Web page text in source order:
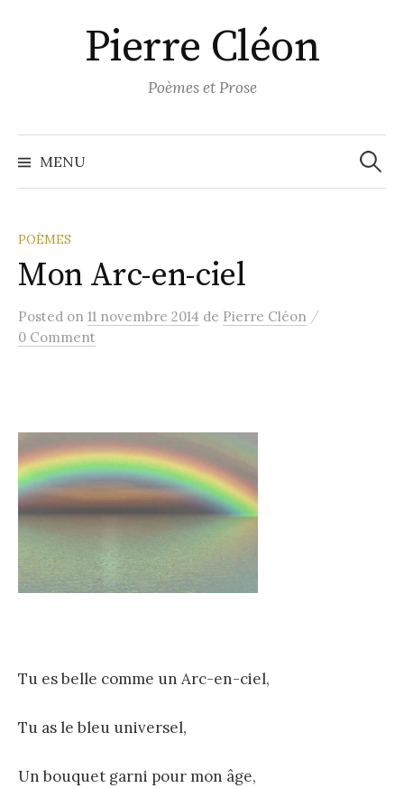
Pierre Cléon
Poèmes et Prose
MENU
POÈMES
Mon Arc-en-ciel
Posted on 11 novembre 2014 de Pierre Cléon /
0 Comment
Tu es belle comme un Arc-en-ciel,
Tu as le bleu universel,
Un bouquet garni pour mon âge,